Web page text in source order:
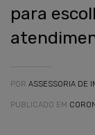
para
POR ASSESSORIA DE
PUBLICADO EM